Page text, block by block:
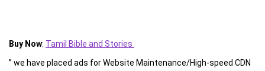
Buy Now: Tamil Bible and Stories
” we have placed ads for Website Maintenance/High-speed CDN